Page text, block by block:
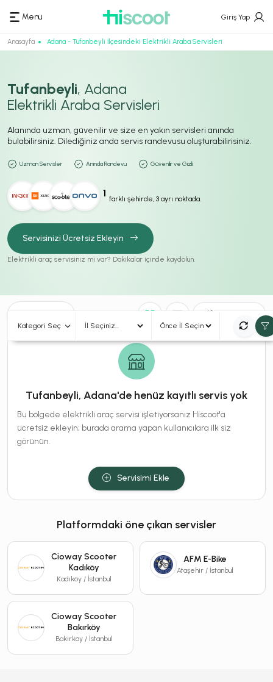
Menü Giriş Yap
Anasayfa Adana - Tufanbeyli İlçesindeki Elektrikli Araba Servisleri
Tufanbeyli, Adana
Elektrikli Araba Servisleri
Alanında uzman, güvenilir ve size en yakın servisleri anında
bulabilirsiniz. Dilediğiniz anda servis randevusu oluşturabilirisiniz.
Uzman Servisler Anında Randevu Güvenilir ve Gizli
1 farklı şehirde, 3 ayrı noktada.
Servisinizi Ücretsiz Ekleyin
Elektrikli araç servisiniz mi var? Dakikalar içinde kaydolun.
Kategori Seç
Tufanbeyli, Adana'de henüz kayıtlı servis yok
Bu bölgede elektrikli araç servisi işletiyorsanız Hiscoot'a
ücretsiz ekleyin; burada arama yapan kullanıcılara ilk siz
görünün.
Servisimi Ekle
Platformdaki öne çıkan servisler
Cioway Scooter
Kadıköy
Kadıköy / İstanbul
AFM E-Bike
Ataşehir / İstanbul
Cioway Scooter
Bakırköy
Bakırköy / İstanbul